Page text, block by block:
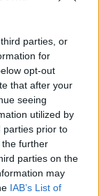
parties, or
for
opt-out
that after your
seeing
utilized by
parties prior to
further
parties on the
may
IAB’s List of
2 kg